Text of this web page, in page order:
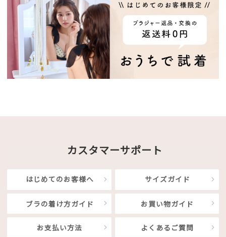
カスタマーサポート
はじめてのお客様へ サイズガイド
ブラの着け方ガイド お買い物ガイド
お支払い方法 よくあるご質問